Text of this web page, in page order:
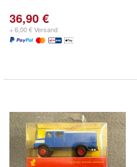
36,90 €
+ 6,00 € Versand